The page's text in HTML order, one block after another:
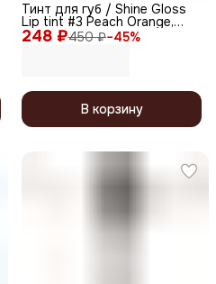
248 ₽450 ₽−45%
Тинт для губ / Shine Gloss
Lip tint #3 Peach Orange,
персиковый апельсин, 4 мл
В корзину